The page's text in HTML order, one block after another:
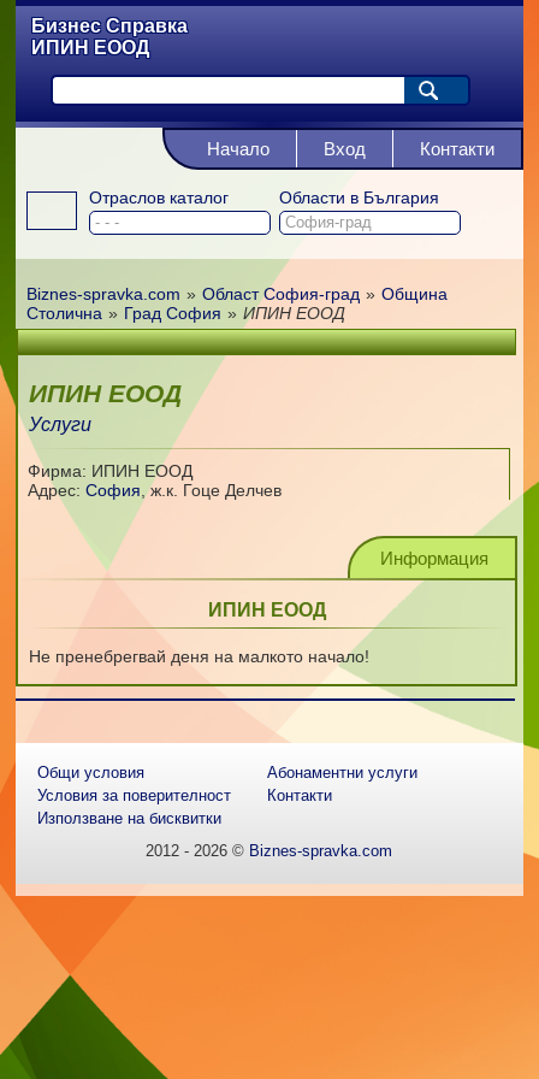
Бизнес Справка
ИПИН ЕООД
Отраслов каталог Области в България
Начало Вход Контакти
Biznes-spravka.com » Област София-град » Община
Столична » Град София » ИПИН ЕООД
ИПИН ЕООД
Услуги
Фирма: ИПИН ЕООД
Адрес: София ,ж.к. Гоце Делчев
Информация
ИПИН ЕООД
Не пренебрегвай деня на малкото начало!
Общи условия
Условия за поверителност
Използване на бисквитки
Абонаментни услуги
Контакти
2012 - 2026 © Biznes-spravka.com